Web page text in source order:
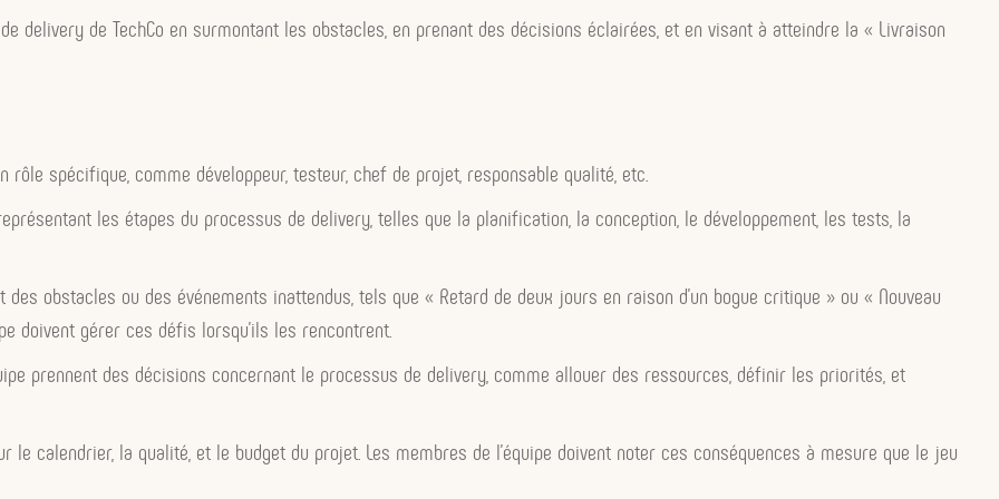
delivery de TechCo en surmontant les obstacles, en prenant des décisions éclairées, et en visant à atteindre la « Livraison
rôle spécifique, comme développeur, testeur, chef de projet, responsable qualité, etc.
les étapes du processus de delivery, telles que la planification, la conception, le développement, les tests, la
obstacles ou des événements inattendus, tels que « Retard de deux jours en raison d’un bogue critique » ou « Nouveau
doivent gérer ces défis lorsqu’ils les rencontrent.
prennent des décisions concernant le processus de delivery, comme allouer des ressources, définir les priorités, et
le calendrier, la qualité, et le budget du projet. Les membres de l’équipe doivent noter ces conséquences à mesure que le jeu